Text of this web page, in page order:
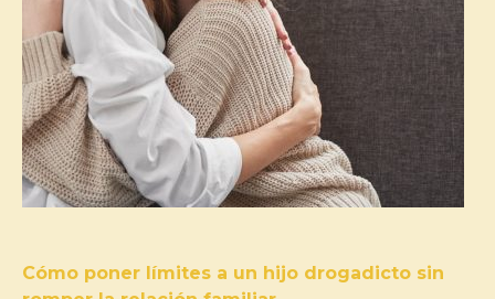
Cómo poner límites a un hijo drogadicto sin